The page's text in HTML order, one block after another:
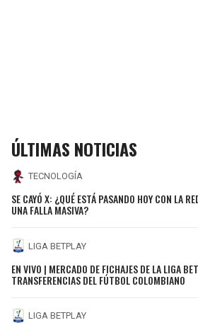
ÚLTIMAS NOTICIAS
TECNOLOGÍA
SE CAYÓ X: ¿QUÉ ESTÁ PASANDO HOY CON LA
UNA FALLA MASIVA?
LIGA BETPLAY
EN VIVO | MERCADO DE FICHAJES DE LA LIGA
TRANSFERENCIAS DEL FÚTBOL COLOMBIANO
LIGA BETPLAY